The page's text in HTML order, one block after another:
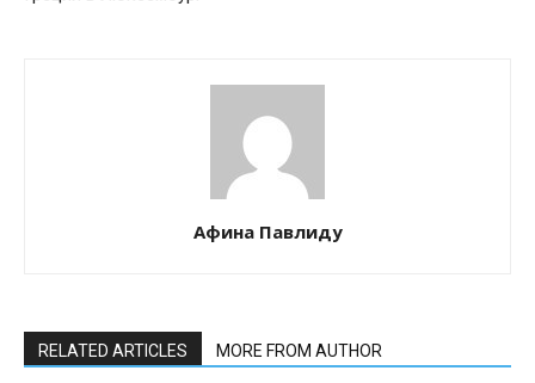
Афина Павлиду
RELATED ARTICLES MORE FROM AUTHOR